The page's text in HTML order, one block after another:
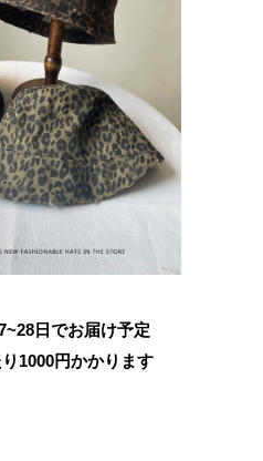
日でお届け予定
1000円かかります